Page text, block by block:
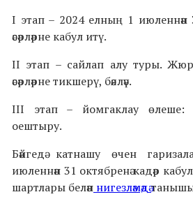
I этап – 2024 елның 1 июленнән
әсәрләрне кабул итү.
II этап – сайлап алу туры.
әсәрләрне тикшерү, бәяләү.
III этап – йомгаклау өлеше:
оештыру.
Бәйгедә катнашу өчен
июленнән 31 октябренә кадәр
шартлары белән нигезләмәдә